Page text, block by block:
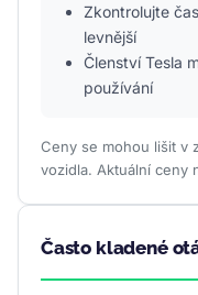
Zkontrolujte
levnější
Členství Tesla
používání
Ceny se mohou lišit v
vozidla. Aktuální ceny
Často kladené